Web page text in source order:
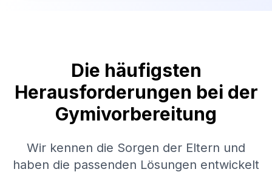
Die häufigsten
Herausforderungen bei der
Gymivorbereitung
Wir kennen die Sorgen der Eltern und
haben die passenden Lösungen entwickelt